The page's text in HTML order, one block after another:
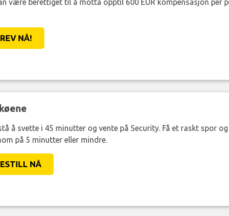
være berettiget til å motta opptil 600 EUR kompensasjon per
NÅ!
å svette i 45 minutter og vente på Security. Få et raskt spor
på 5 minutter eller mindre.
NÅ